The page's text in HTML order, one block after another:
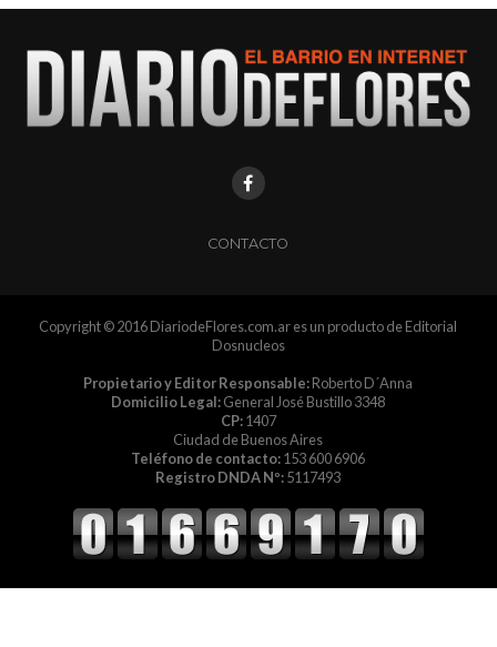
CONTACTO
Copyright © 2016 DiariodeFlores.com.ar es un producto de Editorial
Dosnucleos
Propietario y Editor Responsable:Roberto D´Anna
Domicilio Legal:General José Bustillo 3348
CP:1407
Ciudad de Buenos Aires
Teléfono de contacto:153 600 6906
Registro DNDA Nº:5117493